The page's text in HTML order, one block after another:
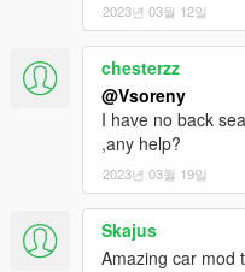
2023년 03월 12일
chesterzz
@Vsoreny
I have no back
,any help?
2023년 03월 19일
Skajus
Amazing car mod